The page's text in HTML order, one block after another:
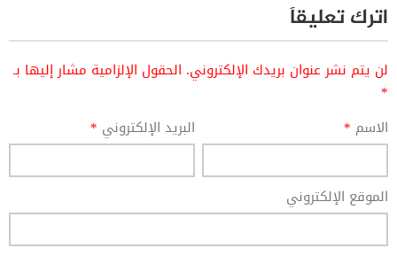
اترك تعليقاً
لن يتم نشر عنوان بريدك الإلكتروني. الحقول الإلزامية مشار إليها بـ
*
الاسم * البريد الإلكتروني *
الموقع الإلكتروني